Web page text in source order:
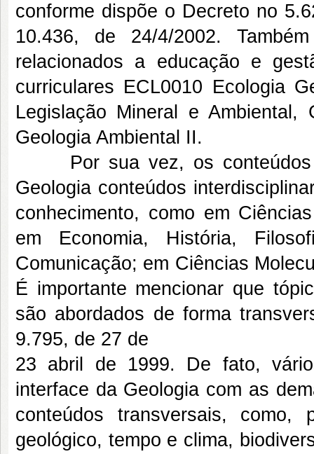
conforme dispõe o Decreto no
10.436, de 24/4/2002.
relacionados a educação e
curriculares ECL0010 Ecologia
Legislação Mineral e Ambiental,
Geologia Ambiental II.
Por sua vez, os conteúdos
Geologia conteúdos
conhecimento, como em
em Economia, História,
Comunicação; em Ciências
É importante mencionar que
são abordados de forma
9.795, de 27 de
23 abril de 1999. De fato,
interface da Geologia com as
conteúdos transversais,
geológico, tempo e clima,